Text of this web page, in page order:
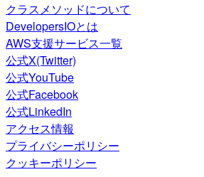
クラスメソッドについて
DevelopersIOとは
AWS支援サービス一覧
公式X(Twitter)
公式YouTube
公式Facebook
公式LinkedIn
アクセス情報
プライバシーポリシー
クッキーポリシー